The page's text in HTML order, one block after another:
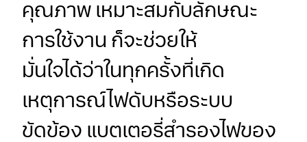
คุณภาพ เหมาะสมกับลักษณะ
การใช้งาน ก็จะช่วยให้
มั่นใจได้ว่าในทุกครั้งที่เกิด
เหตุการณ์ไฟดับหรือระบบ
ขัดข้อง แบตเตอรี่สำรองไฟของ